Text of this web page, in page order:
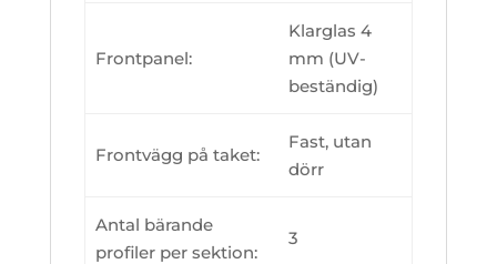
Frontpanel:
Klarglas 4
mm (UV-
beständig)
Frontvägg på taket:
Fast, utan
dörr
Antal bärande
profiler per sektion:
3